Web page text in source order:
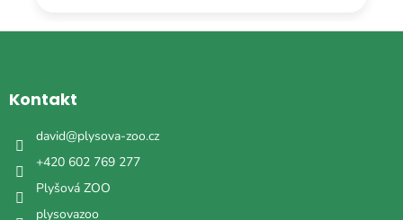
Z
aKontakt
david@plysova-zoo.cz
+420 602 769 277
Plyšová ZOO
plysovazoo